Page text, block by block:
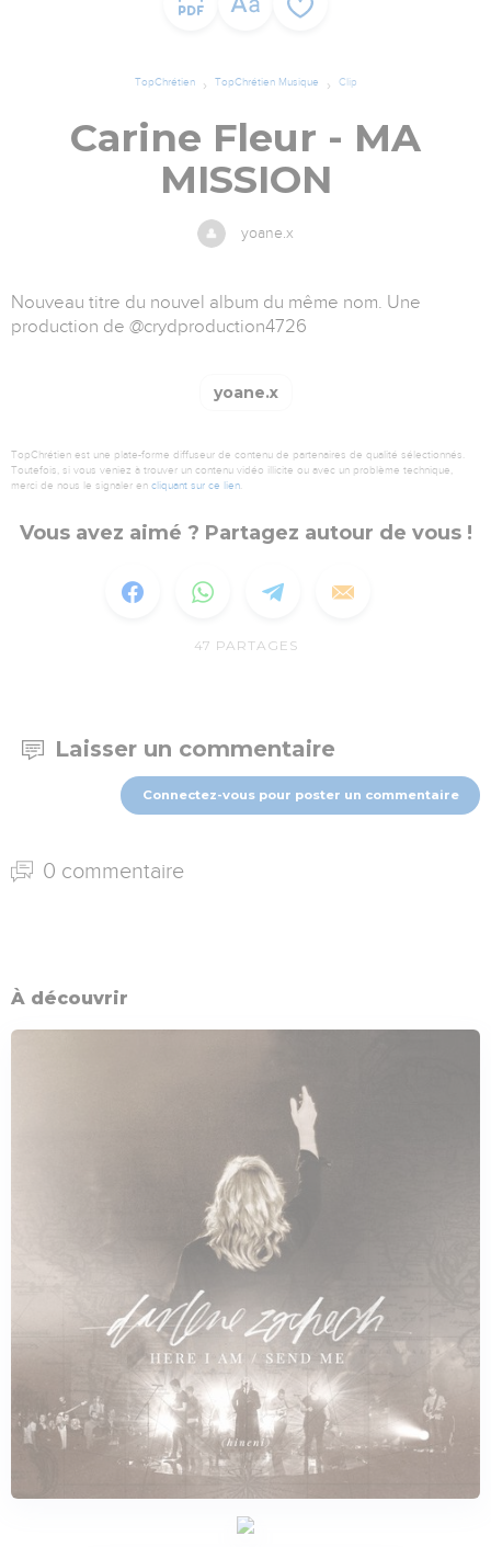
TopChrétien TopChrétien Musique Clip
Carine Fleur - MA
MISSION
yoane.x
Nouveau titre du nouvel album du même nom. Une
production de @crydproduction4726
yoane.x
TopChrétien est une plate-forme diffuseur de contenu de partenaires de qualité sélectionnés.
Toutefois, si vous veniez à trouver un contenu vidéo illicite ou avec un problème technique,
merci de nous le signaler en cliquant sur ce lien.
Vous avez aimé ? Partagez autour de vous !
47 PARTAGES
Laisser un commentaire
Connectez-vous pour poster un commentaire
0 commentaire
À découvrir